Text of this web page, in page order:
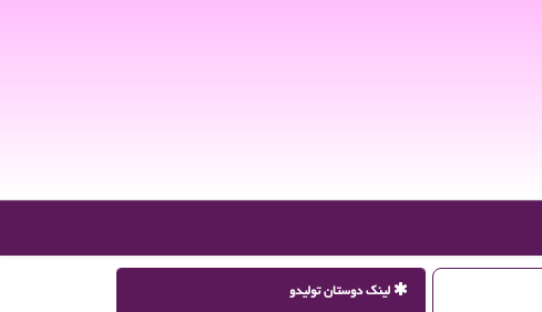
لینک دوستان تولیدو